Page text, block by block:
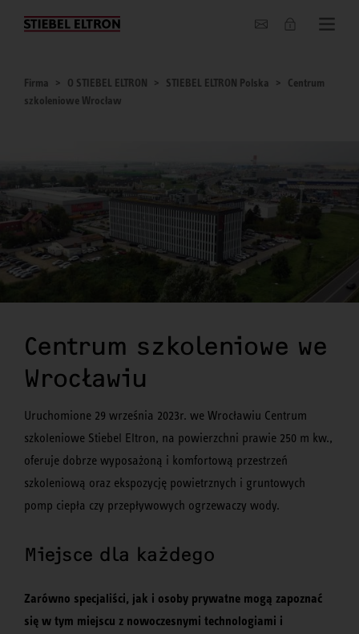
O nas
Firma O STIEBEL ELTRON STIEBEL ELTRON Polska
Centrum
szkoleniowe Wrocław
Centrum szkoleniowe we
Wrocławiu
Uruchomione 29 września 2023r. we Wrocławiu Centrum
szkoleniowe Stiebel Eltron, na powierzchni prawie 250 m kw.,
oferuje dobrze wyposażoną i komfortową przestrzeń
szkoleniową oraz ekspozycję powietrznych i gruntowych
pomp ciepła czy przepływowych ogrzewaczy wody.
Miejsce dla każdego
Zarówno specjaliści, jak i osoby prywatne mogą zapoznać
się w tym miejscu z nowoczesnymi technologiami i